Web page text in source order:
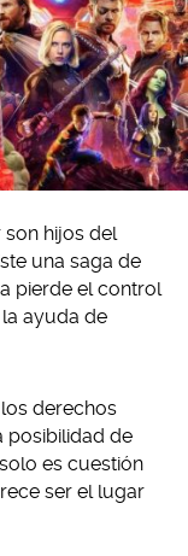
hijos del
una saga de
pierde el control
ayuda de
derechos
posibilidad de
es cuestión
ser el lugar